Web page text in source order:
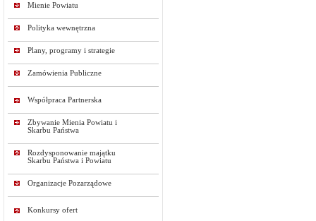
Mienie Powiatu
Polityka wewnętrzna
Plany, programy i strategie
Zamówienia Publiczne
Współpraca Partnerska
Zbywanie Mienia Powiatu i
Skarbu Państwa
Rozdysponowanie majątku
Skarbu Państwa i Powiatu
Organizacje Pozarządowe
Konkursy ofert